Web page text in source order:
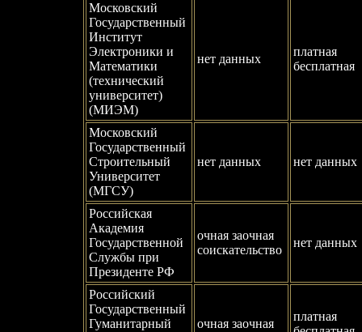
Московский
Государственный
Институт
Электроники и
Математики
(технический
университет)
(МИЭМ)
нет данных
платная
бесплатная
Московский
Государственный
Строительный
Университет
(МГСУ)
нет данных нет данных
Российская
Академия
Государственной
Службы при
Президенте РФ
очная заочная
соискательство
нет данных
Российский
Государственный
Гуманитарный
очная заочная
платная